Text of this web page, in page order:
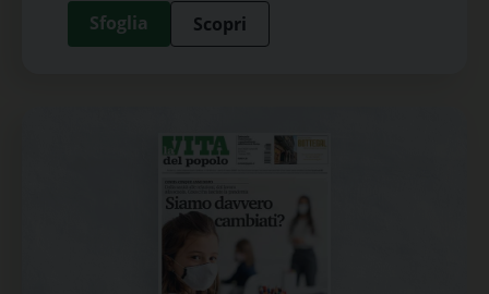
Sfoglia Scopri